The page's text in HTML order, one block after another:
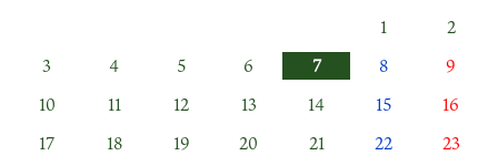
1
2
3
4 5 6 7 8
9
10
11 12 13 14 15
16
17
18 19 20 21 22
23